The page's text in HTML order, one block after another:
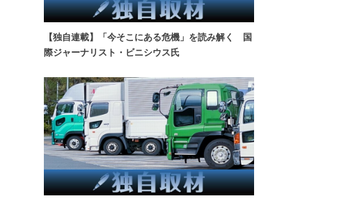
【独自連載】「今そこにある危機」を読み解く 国
際ジャーナリスト・ビニシウス氏